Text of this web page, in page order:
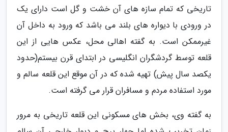
تاریخی که تمام سازه های آن خشت و گل است دارای یک
در ورودی با دیواره های بلند می باشد که ورود به داخل آن
غیرممکن است. به گفته اهالی محل، عکس هایی از این
قلعه توسط گردشگران انگلیسی در ابتدای قرن بیستم(حدود
یکصد سال پیش) تهیه شده که در آن موقع این قلعه سالم و
مورد استفاده مردم و مسافران قرار می گرفته است.
به گفته وی، بخش های مسکونی این قلعه تاریخی به مرور